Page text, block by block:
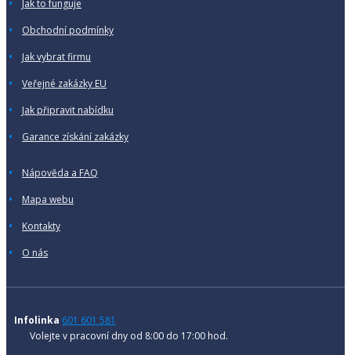
Jak to funguje
Obchodní podmínky
Jak vybrat firmu
Veřejné zakázky EU
Jak připravit nabídku
Garance získání zakázky
Nápověda a FAQ
Mapa webu
Kontakty
O nás
Infolinka 601 601 581
Volejte v pracovní dny od 8:00 do 17:00 hod.